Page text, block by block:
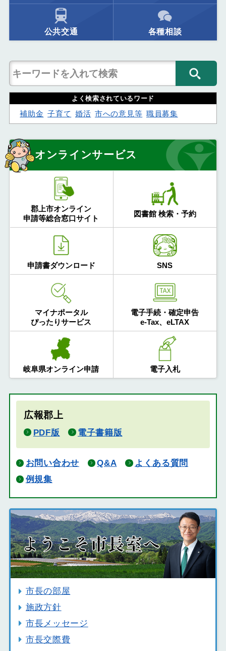
公共交通 各種相談
よく検索されているワード
補助金 子育て 婚活 市への意見等 職員募集
オンラインサービス
郡上市オンライン
申請等総合窓口サイト
図書館 検索・予約
申請書ダウンロード SNS
マイナポータル
ぴったりサービス
電子手続・確定申告
e-Tax、eLTAX
岐阜県オンライン申請 電子入札
広報郡上
PDF版 電子書籍版
お問い合わせ Q&A
よくある質問
例規集
市長の部屋
施政方針
市長メッセージ
市長交際費